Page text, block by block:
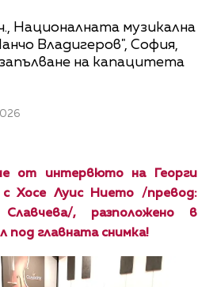
Националната музикална
Владигеров", София,
на капацитета
от интервюто на Георги
Хосе Луис Нието /превод:
Славчева/, разположено в
под главната снимка!